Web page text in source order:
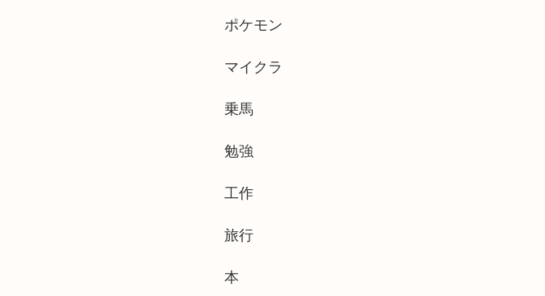
ポケモン
マイクラ
乗馬
勉強
工作
旅行
本